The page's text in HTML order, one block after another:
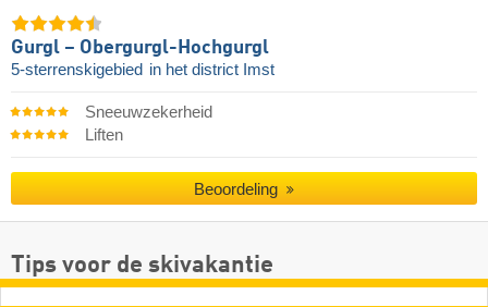
Gurgl – Obergurgl-Hochgurgl
5-sterrenskigebied in het district Imst
Sneeuwzekerheid
Liften
Beoordeling
Tips voor de skivakantie